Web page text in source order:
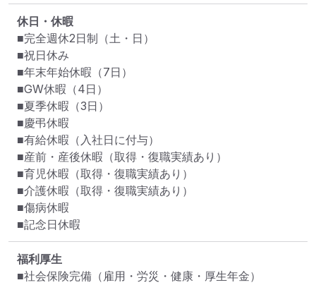
休日・休暇
■完全週休2日制（土・日）
■祝日休み
■年末年始休暇（7日）
■GW休暇（4日）
■夏季休暇（3日）
■慶弔休暇
■有給休暇（入社日に付与）
■産前・産後休暇（取得・復職実績あり）
■育児休暇（取得・復職実績あり）
■介護休暇（取得・復職実績あり）
■傷病休暇
■記念日休暇
福利厚生
■社会保険完備（雇用・労災・健康・厚生年金）